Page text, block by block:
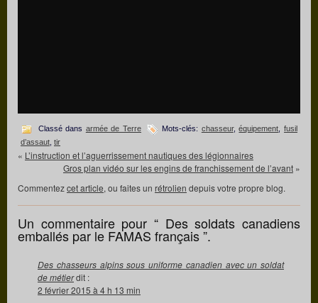
Classé dans armée de Terre Mots-clés: chasseur,équipement ,fusil
d’assaut tir
« L’instruction et l’aguerrissement nautiques des légionnaires
Gros plan vidéo sur les engins de franchissement de l’avant »
Commentezcet article, ou faites un rétrolien depuis votre propre blog.
Un commentaire pour “ Des soldats canadiens
emballés par le FAMAS français ”.
Des chasseurs alpins sous uniforme canadien avec un soldat
de métierdit :
2 février 2015 à 4 h 13 min